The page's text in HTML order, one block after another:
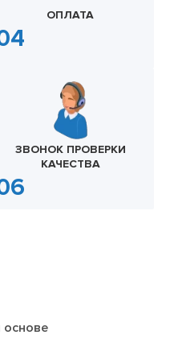
ОПЛАТА
ЗВОНОК ПРОВЕРКИ
КАЧЕСТВА